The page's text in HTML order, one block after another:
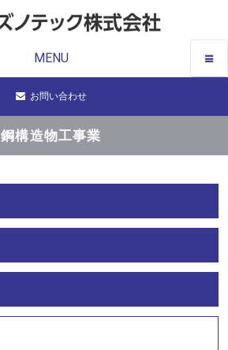
MENU
お問い合わせ
鋼構造物工事業